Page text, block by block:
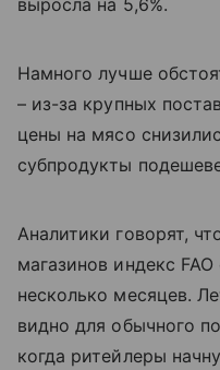
выросла на 5,6%.
Намного лучше
– из-за крупных
цены на мясо
субпродукты
Аналитики говорят,
магазинов индекс FAO
несколько месяцев.
видно для обычного
когда ритейлеры